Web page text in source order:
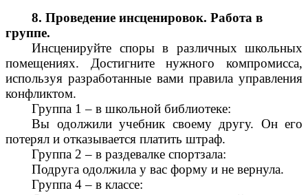
8. Проведение инсценировок. Работа в
группе.
Инсценируйте споры в различных школьных
помещениях. Достигните нужного компромисса,
используя разработанные вами правила управления
конфликтом.
Группа 1 – в школьной библиотеке:
Вы одолжили учебник своему другу. Он его
потерял и отказывается платить штраф.
Группа 2 – в раздевалке спортзала:
Подруга одолжила у вас форму и не вернула.
Группа 4 – в классе: